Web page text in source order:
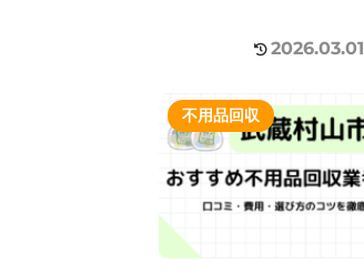
2026.03.01
不用品回収